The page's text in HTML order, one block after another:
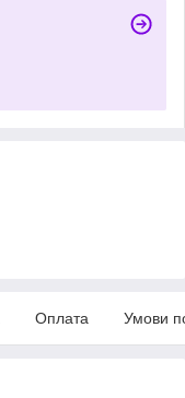
Оплата Умови